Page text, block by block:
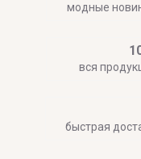
модные
вся
быстрая